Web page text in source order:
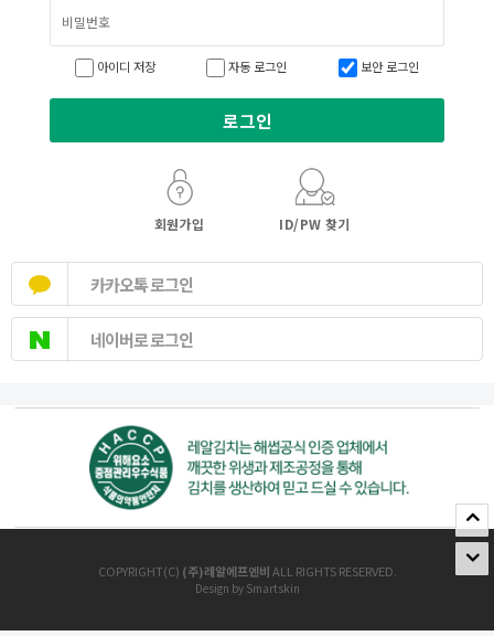
아이디 저장 자동 로그인 보안 로그인
로그인
회원가입 ID/PW 찾기
카카오톡 로그인
네이버로 로그인
COPYRIGHT(C) (주)레알에프엔비ALL RIGHTS RESERVED.